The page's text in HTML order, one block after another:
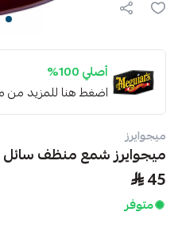
أصلي 100%
اضغط هنا للمزيد من
ميجوايرز
ميجوايرز شمع منظف سائل
45
متوفر